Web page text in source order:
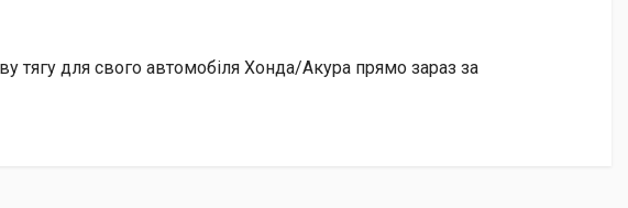
тягу для свого автомобіля Хонда/Акура прямо зараз за